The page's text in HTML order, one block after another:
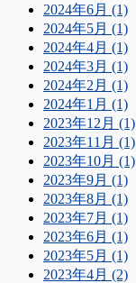
2024年6月 (1)
2024年5月 (1)
2024年4月 (1)
2024年3月 (1)
2024年2月 (1)
2024年1月 (1)
2023年12月 (1)
2023年11月 (1)
2023年10月 (1)
2023年9月 (1)
2023年8月 (1)
2023年7月 (1)
2023年6月 (1)
2023年5月 (1)
2023年4月 (2)